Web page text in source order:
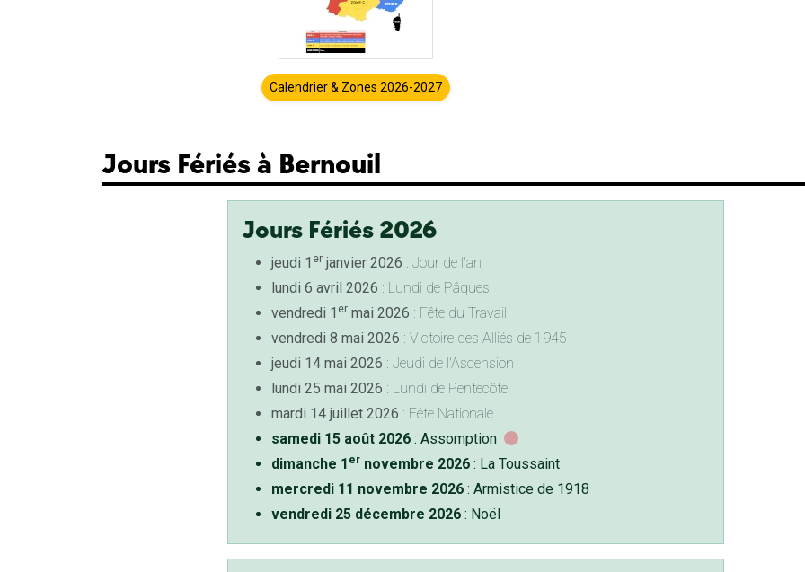
Calendrier & Zones 2026-2027
Jours Fériés à Bernouil
Jours Fériés 2026
jeudi 1 erjanvier 2026 : Jour de l'an
lundi 6 avril 2026 : Lundi de Pâques
vendredi 1 ermai 2026 : Fête du Travail
vendredi 8 mai 2026 : Victoire des Alliés de 1945
jeudi 14 mai 2026 : Jeudi de l'Ascension
lundi 25 mai 2026 : Lundi de Pentecôte
mardi 14 juillet 2026 : Fête Nationale
samedi 15 août 2026: Assomption
dimanche 1 ernovembre 2026: La Toussaint
mercredi 11 novembre 2026: Armistice de 1918
vendredi 25 décembre 2026: Noël